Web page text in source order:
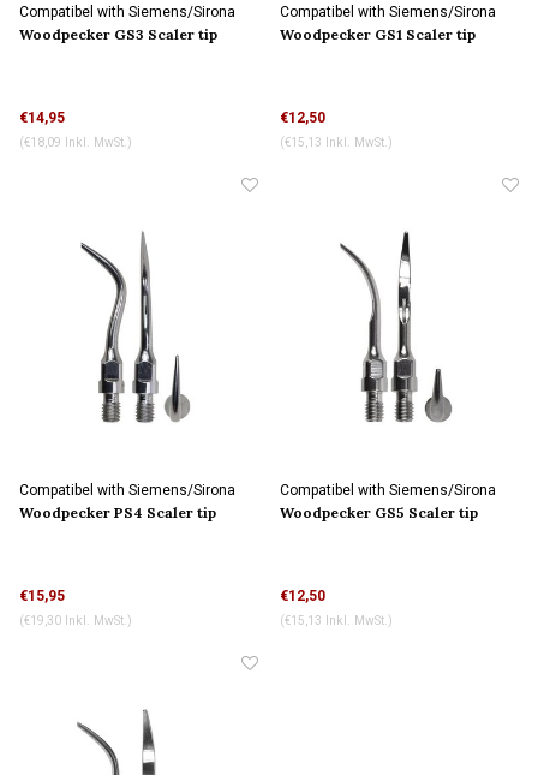
Compatibel with Siemens/Sirona
connection
Woodpecker GS3 Scaler tip
€14,95
(€18,09 Inkl. MwSt.)
Compatibel with Siemens/Sirona
connection
Woodpecker GS1 Scaler tip
€12,50
(€15,13 Inkl. MwSt.)
Compatibel with Siemens/Sirona
connection
Woodpecker PS4 Scaler tip
€15,95
(€19,30 Inkl. MwSt.)
Compatibel with Siemens/Sirona
connection
Woodpecker GS5 Scaler tip
€12,50
(€15,13 Inkl. MwSt.)